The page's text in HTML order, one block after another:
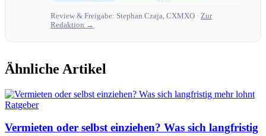
Review & Freigabe: Stephan Czaja, CXMXO · Zur
Redaktion →
Ähnliche Artikel
Ratgeber
Vermieten oder selbst einziehen? Was sich langfristig